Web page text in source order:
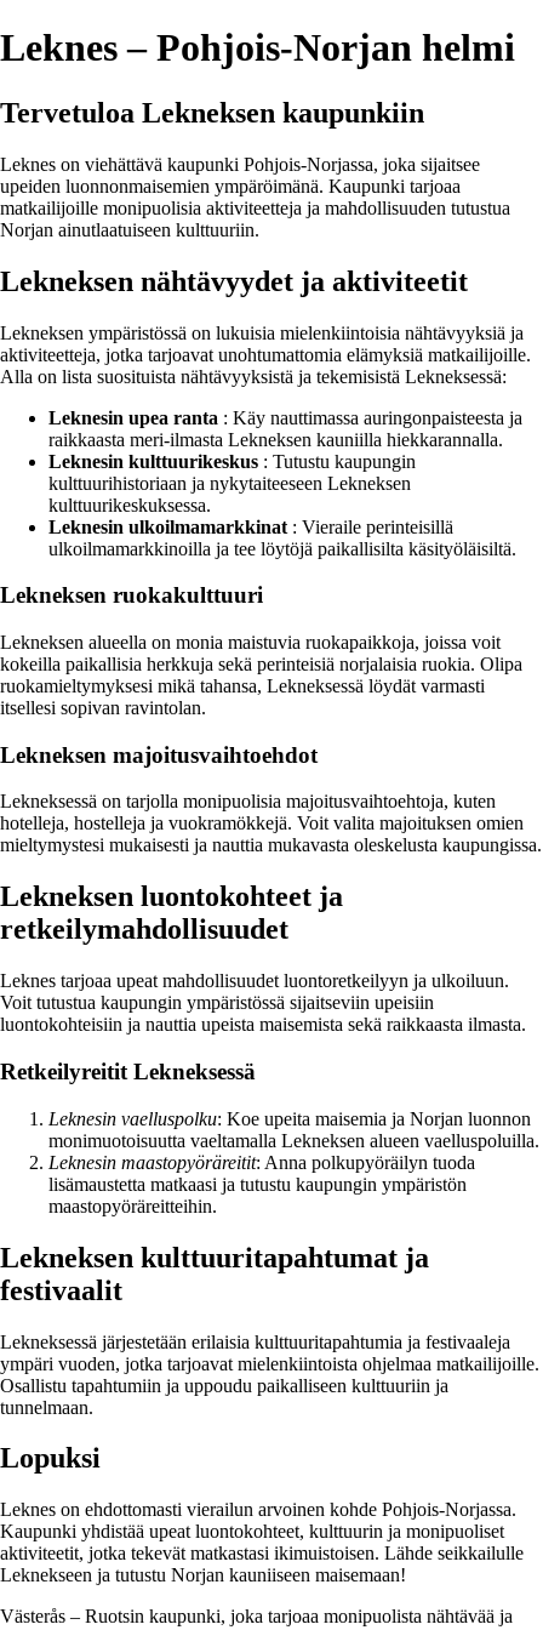
Leknes – Pohjois-Norjan helmi
Tervetuloa Lekneksen kaupunkiin
Leknes on viehättävä kaupunki Pohjois-Norjassa, joka sijaitsee
upeiden luonnonmaisemien ympäröimänä. Kaupunki tarjoaa
matkailijoille monipuolisia aktiviteetteja ja mahdollisuuden tutustua
Norjan ainutlaatuiseen kulttuuriin.
Lekneksen nähtävyydet ja aktiviteetit
Lekneksen ympäristössä on lukuisia mielenkiintoisia nähtävyyksiä ja
aktiviteetteja, jotka tarjoavat unohtumattomia elämyksiä matkailijoille.
Alla on lista suosituista nähtävyyksistä ja tekemisistä Lekneksessä:
Leknesin upea ranta : Käy nauttimassa auringonpaisteesta ja
raikkaasta meri-ilmasta Lekneksen kauniilla hiekkarannalla.
Leknesin kulttuurikeskus : Tutustu kaupungin
kulttuurihistoriaan ja nykytaiteeseen Lekneksen
kulttuurikeskuksessa.
Leknesin ulkoilmamarkkinat : Vieraile perinteisillä
ulkoilmamarkkinoilla ja tee löytöjä paikallisilta käsityöläisiltä.
Lekneksen ruokakulttuuri
Lekneksen alueella on monia maistuvia ruokapaikkoja, joissa voit
kokeilla paikallisia herkkuja sekä perinteisiä norjalaisia ruokia. Olipa
ruokamieltymyksesi mikä tahansa, Lekneksessä löydät varmasti
itsellesi sopivan ravintolan.
Lekneksen majoitusvaihtoehdot
Lekneksessä on tarjolla monipuolisia majoitusvaihtoehtoja, kuten
hotelleja, hostelleja ja vuokramökkejä. Voit valita majoituksen omien
mieltymystesi mukaisesti ja nauttia mukavasta oleskelusta kaupungissa.
Lekneksen luontokohteet ja
retkeilymahdollisuudet
Leknes tarjoaa upeat mahdollisuudet luontoretkeilyyn ja ulkoiluun.
Voit tutustua kaupungin ympäristössä sijaitseviin upeisiin
luontokohteisiin ja nauttia upeista maisemista sekä raikkaasta ilmasta.
Retkeilyreitit Lekneksessä
Leknesin vaelluspolku: Koe upeita maisemia ja Norjan luonnon
monimuotoisuutta vaeltamalla Lekneksen alueen vaelluspoluilla.
Leknesin maastopyöräreitit: Anna polkupyöräilyn tuoda
lisämaustetta matkaasi ja tutustu kaupungin ympäristön
maastopyöräreitteihin.
Lekneksen kulttuuritapahtumat ja
festivaalit
Lekneksessä järjestetään erilaisia kulttuuritapahtumia ja festivaaleja
ympäri vuoden, jotka tarjoavat mielenkiintoista ohjelmaa matkailijoille.
Osallistu tapahtumiin ja uppoudu paikalliseen kulttuuriin ja
tunnelmaan.
Lopuksi
Leknes on ehdottomasti vierailun arvoinen kohde Pohjois-Norjassa.
Kaupunki yhdistää upeat luontokohteet, kulttuurin ja monipuoliset
aktiviteetit, jotka tekevät matkastasi ikimuistoisen. Lähde seikkailulle
Leknekseen ja tutustu Norjan kauniiseen maisemaan!
Västerås – Ruotsin kaupunki, joka tarjoaa monipuolista nähtävää ja